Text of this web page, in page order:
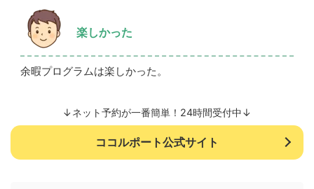
楽しかった
余暇プログラムは楽しかった。
↓ネット予約が一番簡単！24時間受付中↓
ココルポート公式サイト